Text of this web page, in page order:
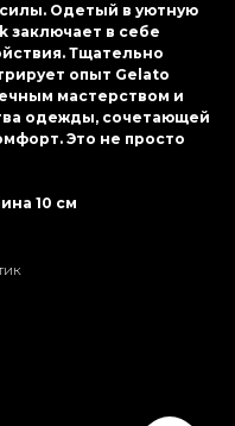
Одетый в уютную
заключает в себе
Тщательно
опыт Gelato
мастерством и
одежды, сочетающей
Это не просто
10 см